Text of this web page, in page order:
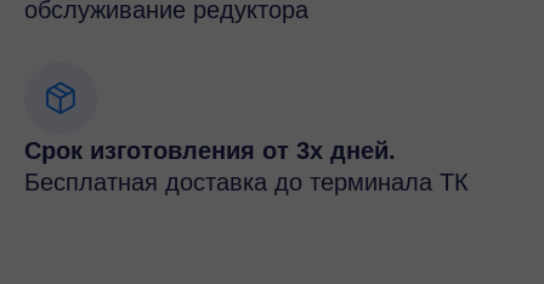
обслуживание редуктора
Срок изготовления от 3х дней.
Бесплатная доставка до терминала ТК